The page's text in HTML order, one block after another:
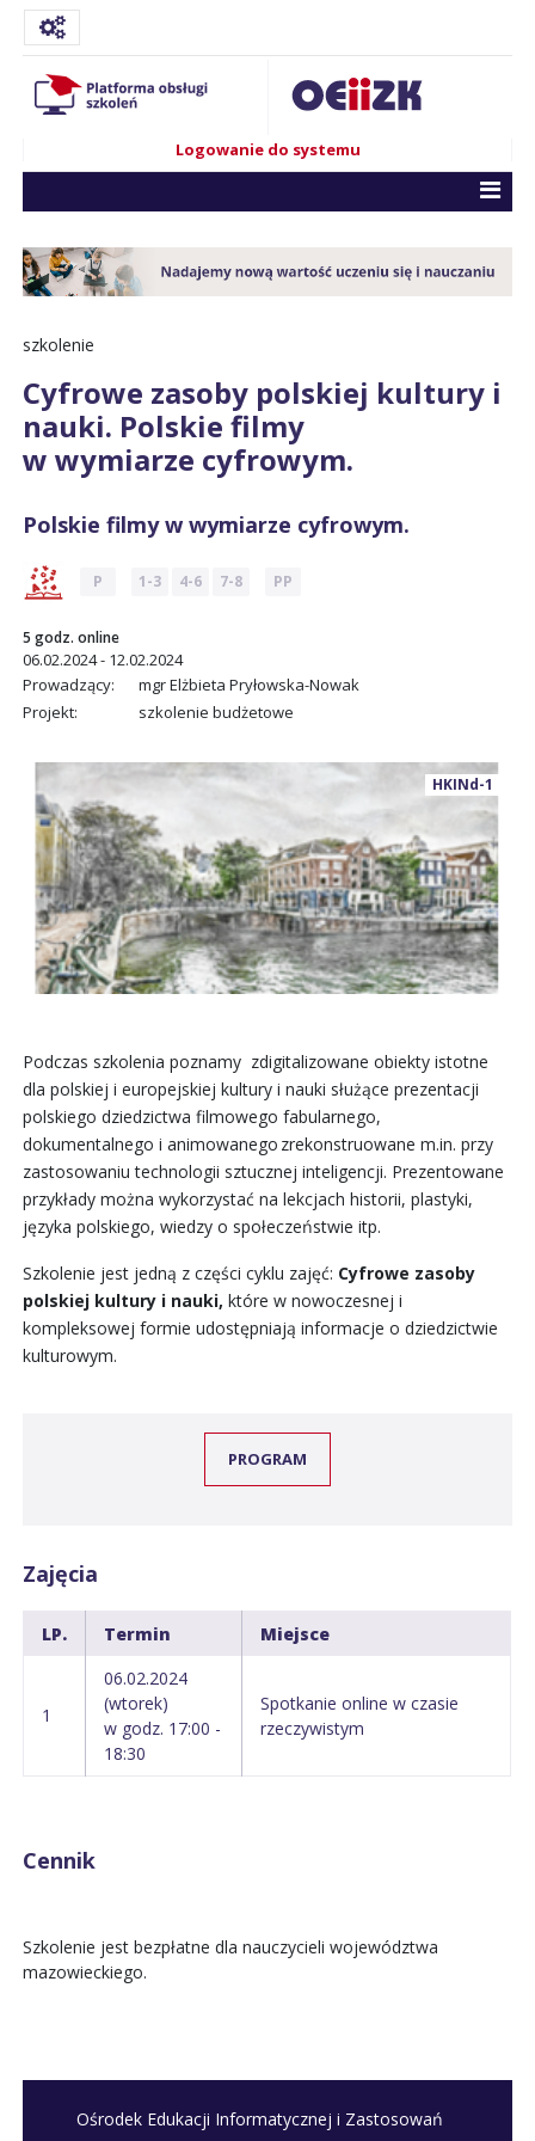
Logowanie do systemu
szkolenie
Cyfrowe zasoby polskiej kultury i
nauki. Polskie filmy
w wymiarze cyfrowym.
Polskie filmy w wymiarze cyfrowym.
P 1-3 4-6 7-8 PP
5 godz. online
06.02.2024 - 12.02.2024
Prowadzący:
mgr Elżbieta Pryłowska-Nowak
Projekt:
szkolenie budżetowe
HKINd-1
Podczas szkolenia poznamy zdigitalizowane obiekty istotne
dla polskiej i europejskiej kultury i nauki służące prezentacji
polskiego dziedzictwa filmowego fabularnego,
dokumentalnego i animowanego zrekonstruowane m.in. przy
zastosowaniu technologii sztucznej inteligencji. Prezentowane
przykłady można wykorzystać na lekcjach historii, plastyki,
języka polskiego, wiedzy o społeczeństwie itp.
Szkolenie jest jedną z części cyklu zajęć: Cyfrowe zasoby
polskiej kultury i nauki, które w nowoczesnej i
kompleksowej formie udostępniają informacje o dziedzictwie
kulturowym.
PROGRAM
Zajęcia
LP. Termin Miejsce
1
06.02.2024
(wtorek)
w godz. 17:00 -
18:30
Spotkanie online w czasie
rzeczywistym
Cennik
Szkolenie jest bezpłatne dla nauczycieli województwa
mazowieckiego.
Ośrodek Edukacji Informatycznej i Zastosowań